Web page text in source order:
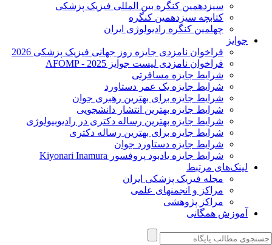
سیزدهمین کنگره بین المللی فیزیک پزشکی
کتابچه سیزدهمین کنگره
چهلمین کنگره رادیولوژی ایران
جوایز
فراخوان نامزدی جایزه روز جهانی فیزیک پزشکی 2026
فراخوان نامزدی لیست جوایز AFOMP - 2025
شرایط جایزه مسافرتی
شرایط جایزه یک عمر دستاورد
شرایط جایزه برای بهترین رهبری جوان
شرایط جایزه بهترین انتشار دانشجویی
شرایط جایزه بهترین رساله دکتری در رادیوبیولوژی
شرایط جایزه برای بهترین رساله دکتری
شرایط جایزه دستاورد جوان
شرایط جایزه یادبود پروفسور Kiyonari Inamura
لینک‌های مرتبط
مجله فیزیک پزشکی ایران
مراکز و انجمنهای علمی
مراکز پژوهشی
آموزش همگانی